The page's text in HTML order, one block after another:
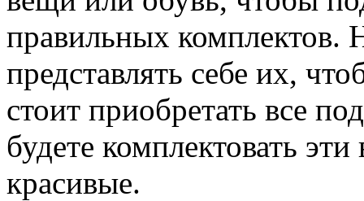
правильных комплектов.
представлять себе их,
стоит приобретать все
будете комплектовать
красивые.